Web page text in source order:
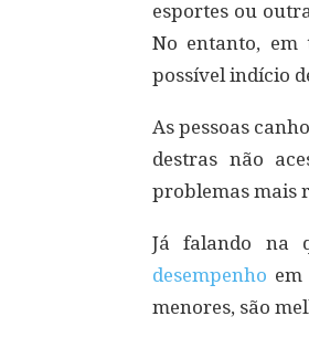
esportes ou
No entanto, em
possível indício
As pessoas
destras não
problemas mais
Já falando na
desempenho em
menores, são